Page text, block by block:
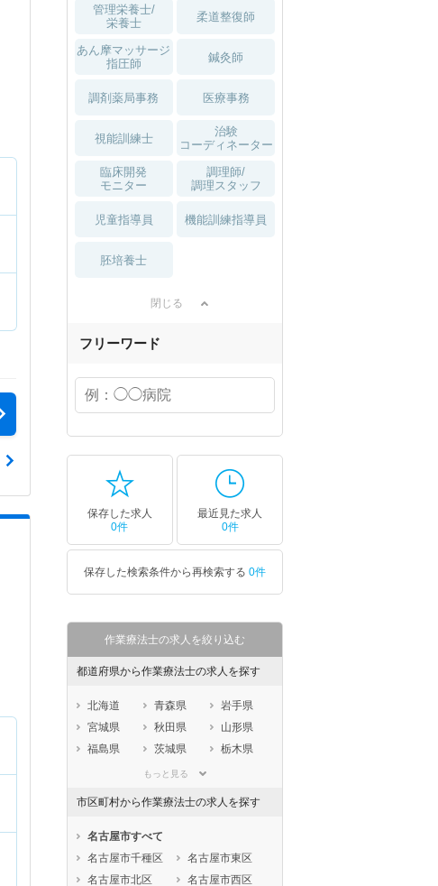
管理栄養士/
栄養士
柔道整復師
あん摩マッサージ
指圧師
鍼灸師
調剤薬局事務 医療事務
視能訓練士
治験
コーディネーター
臨床開発
モニター
調理師/
調理スタッフ
児童指導員 機能訓練指導員
胚培養士
閉じる
フリーワード
保存した求人
0件
最近見た求人
0件
保存した検索条件から再検索する 0件
作業療法士の求人を絞り込む
都道府県から作業療法士の求人を探す
北海道 青森県
岩手県
宮城県
秋田県
山形県
福島県
茨城県
栃木県
埼玉県
石川県
福井県
静岡県
愛知県
三重県
滋賀県
京都府
大阪府
もっと見る
市区町村から作業療法士の求人を探す
名古屋市すべて
名古屋市千種区
名古屋市東区
名古屋市北区
名古屋市西区